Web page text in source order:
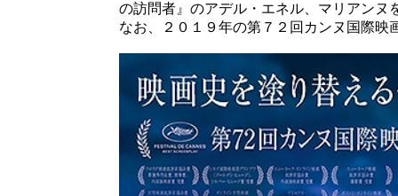
の訪問者』のアデル・エネル、マリアン
なお、２０１９年の第７２回カンヌ国際